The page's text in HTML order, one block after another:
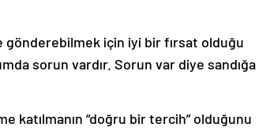
için iyi bir fırsat olduğu
sorun vardır. Sorun var diye sandığa
katılmanın “doğru bir tercih” olduğunu